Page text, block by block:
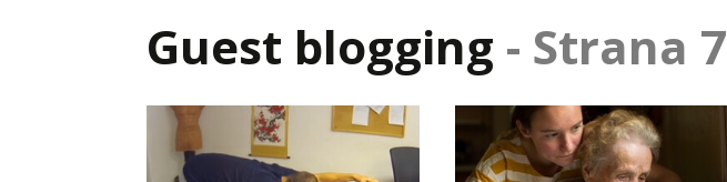
Interim management
Konkurenceschopnost firmy
Krizové řízení firmy
Projektové řízení
Předání firmy nástupci
Restrukturalizace podniku
Guest blogging - Strana 7